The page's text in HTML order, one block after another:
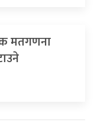
मतगणना